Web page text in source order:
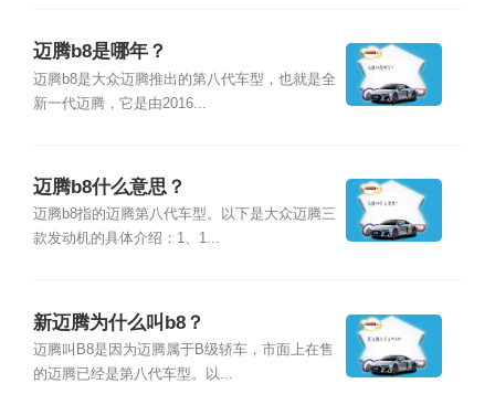
迈腾b8是哪年？
迈腾b8是大众迈腾推出的第八代车型，也就是全
新一代迈腾，它是由2016...
迈腾b8什么意思？
迈腾b8指的迈腾第八代车型。以下是大众迈腾三
款发动机的具体介绍：1、1...
新迈腾为什么叫b8？
迈腾叫B8是因为迈腾属于B级轿车，市面上在售
的迈腾已经是第八代车型。以...